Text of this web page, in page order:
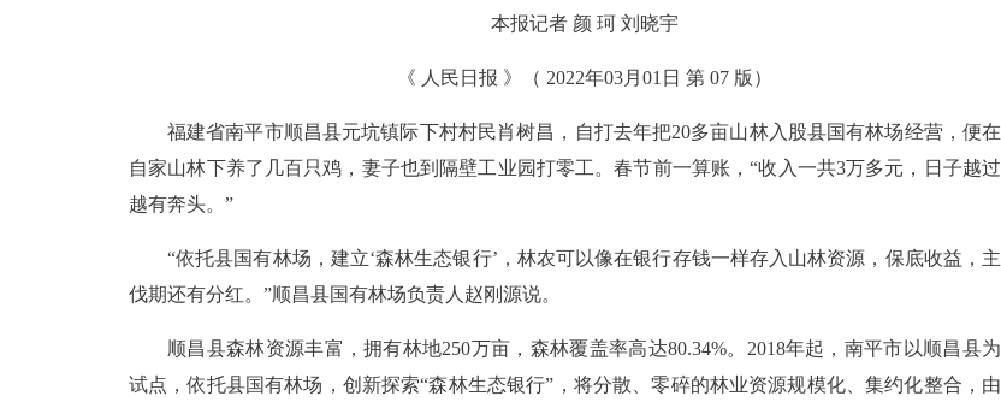
本报记者 颜 珂 刘晓宇
《 人民日报 》（ 2022年03月01日 第 07 版）
福建省南平市顺昌县元坑镇际下村村民肖树昌，自打去年把20多亩山林入股县国有林场经营，便在
自家山林下养了几百只鸡，妻子也到隔壁工业园打零工。春节前一算账，“收入一共3万多元，日子越过
越有奔头。”
“依托县国有林场，建立‘森林生态银行’，林农可以像在银行存钱一样存入山林资源，保底收益，主
伐期还有分红。”顺昌县国有林场负责人赵刚源说。
顺昌县森林资源丰富，拥有林地250万亩，森林覆盖率高达80.34%。2018年起，南平市以顺昌县为
试点，依托县国有林场，创新探索“森林生态银行”，将分散、零碎的林业资源规模化、集约化整合，由